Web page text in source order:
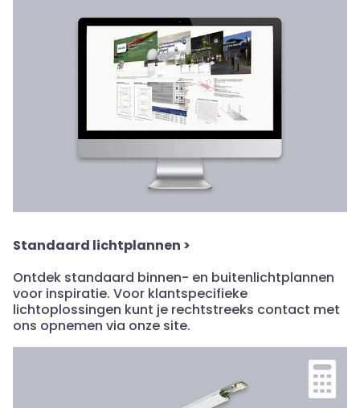
Standaard lichtplannen >
Ontdek standaard binnen- en buitenlichtplannen
voor inspiratie. Voor klantspecifieke
lichtoplossingen kunt je rechtstreeks contact met
ons opnemen via onze site.